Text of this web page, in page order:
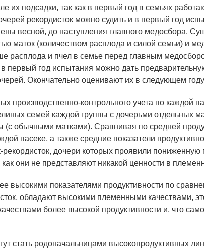
их подсадки, так как в первый год в семьях
рекордисток можно судить и в первый год
весной, до наступления главного медосбора.
маток (количеством расплода и силой семьи) и
расплода и пчел в семье перед главным
первый год испытания можно дать
Окончательно оценивают их в следующем
производственно-контрольного учета по каждой
семей каждой группы с дочерьми отдельных
(с обычными матками). Сравнивая по средней
пасеке, а также средние показатели
рекордисток, дочери которых проявили
как они не представляют никакой ценности в
высокими показателями продуктивности по
обладают высокими племенными качествами,
более высокой продуктивности и, что
стать родоначальницами высокопродуктивных